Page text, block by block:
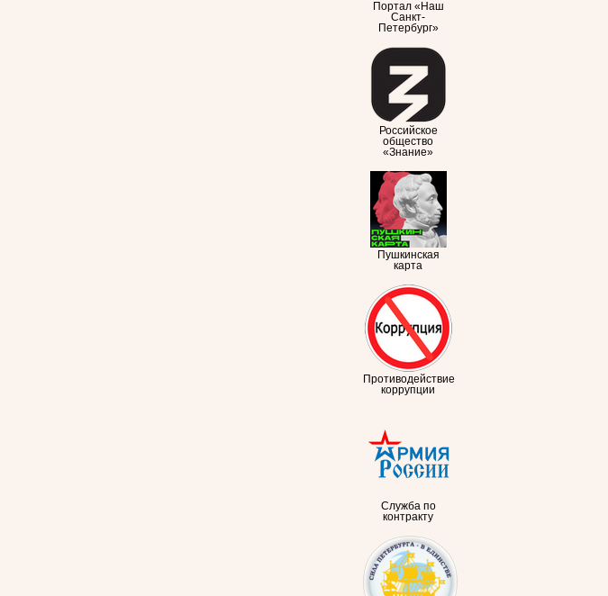
Портал «Наш
Санкт-
Петербург»
Российское
общество
«Знание»
Пушкинская
карта
Противодействие
коррупции
Служба по
контракту